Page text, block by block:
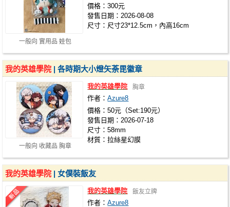
一般向 實用品 娃包
價格：300元
發售日期：2026-08-08
尺寸：尺寸23*12.5cm，內高16cm
一般向 收藏品 胸章
我的英雄學院 | 各時期大小燈矢荼毘徽章
我的英雄學院 胸章
作者：Azure8
價格：50元（Set:190元）
發售日期：2026-07-18
尺寸：58mm
材質：拉絲星幻膜
我的英雄學院 | 女僕裝飯友
我的英雄學院 飯友立牌
作者：Azure8